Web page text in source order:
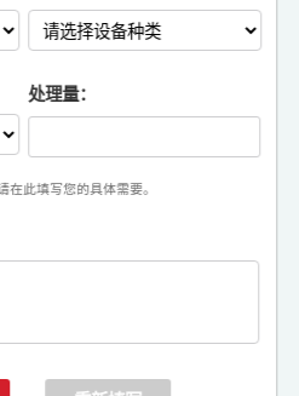
处理量：
此填写您的具体需要。